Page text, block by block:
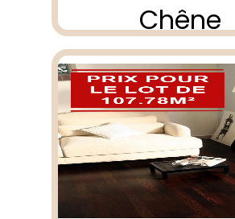
Chêne